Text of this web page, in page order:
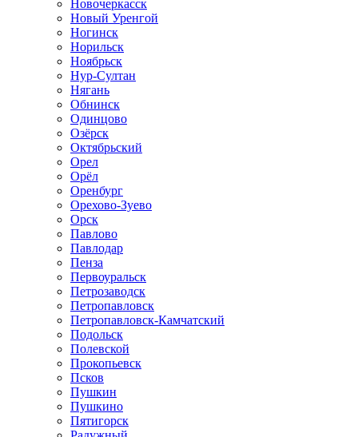
Новочеркасск
Новый Уренгой
Ногинск
Норильск
Ноябрьск
Нур-Султан
Нягань
Обнинск
Одинцово
Озёрск
Октябрьский
Орел
Орёл
Оренбург
Орехово-Зуево
Орск
Павлово
Павлодар
Пенза
Первоуральск
Петрозаводск
Петропавловск
Петропавловск-Камчатский
Подольск
Полевской
Прокопьевск
Псков
Пушкин
Пушкино
Пятигорск